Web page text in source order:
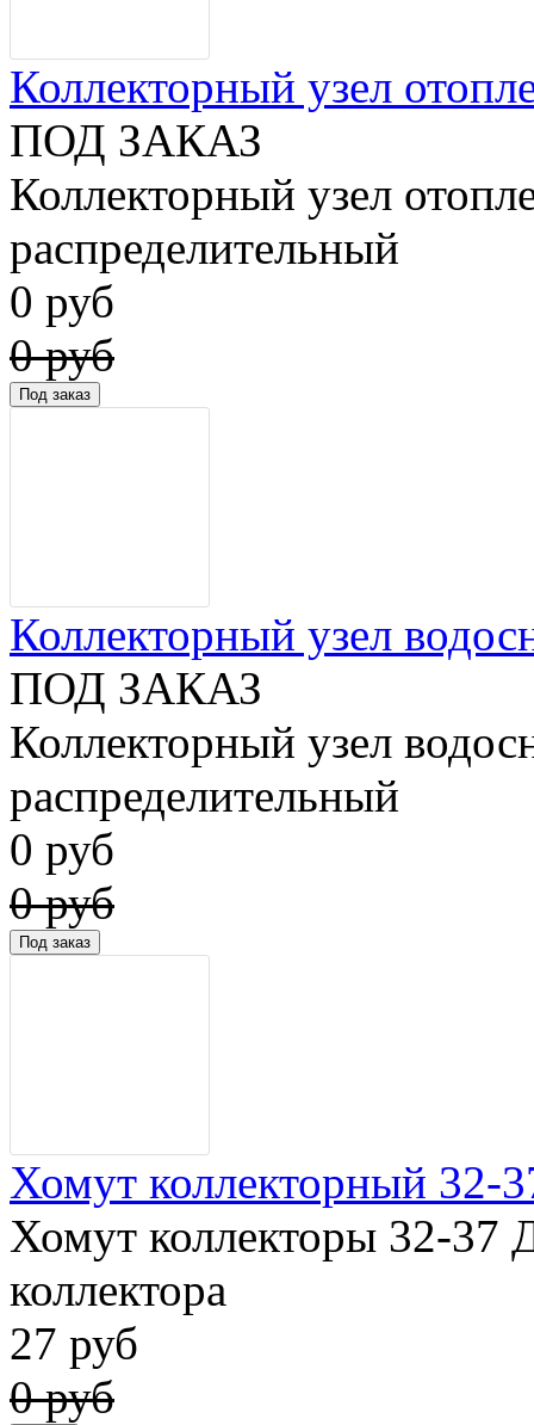
Коллекторный узел
ПОД ЗАКАЗ
Коллекторный узел
распределительный
0 руб
0 руб
Коллекторный узел
ПОД ЗАКАЗ
Коллекторный узел
распределительный
0 руб
0 руб
Хомут коллекторный 32-
Хомут коллекторы 32-37
коллектора
27 руб
0 руб